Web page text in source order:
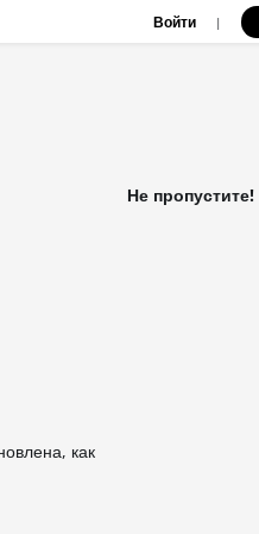
Войти |
как
Не пропустите!